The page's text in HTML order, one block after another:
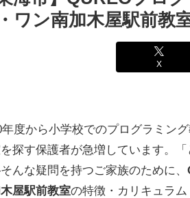
ワン南加木屋駅前教
X
年度から小学校でのプログラミン
探す保護者が急増しています。
な疑問を持つご家族のために、
屋駅前教室の特徴・カリキュラム